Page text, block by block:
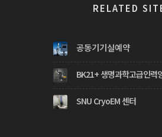
RELATED
공동기기실예약
BK21+ 생명과학고급인력
SNU CryoEM 센터